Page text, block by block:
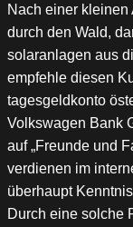
Nach einer kleinen
durch den Wald,
solaranlagen aus
empfehle diesen
tagesgeldkonto
Volkswagen Bank
auf „Freunde und
verdienen im
überhaupt
Durch eine solche